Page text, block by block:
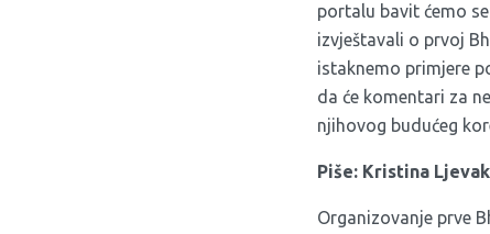
portalu bavit ćemo
izvještavali o prvoj
istaknemo primjere
da će komentari za
njihovog budućeg
Piše: Kristina Ljevak
Organizovanje prve